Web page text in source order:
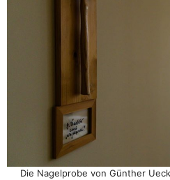
Die Nagelprobe von Günther